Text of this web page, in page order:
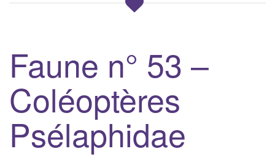
Faune n° 53 –
Coléoptères
Psélaphidae